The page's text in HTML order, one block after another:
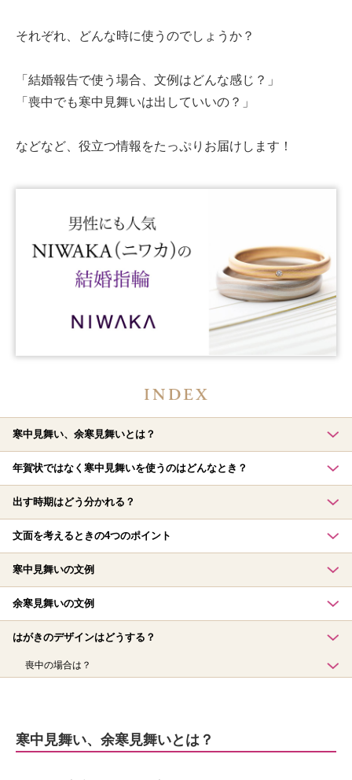
それぞれ、どんな時に使うのでしょうか？
「 結婚報告で使う場合、文例はどんな感じ？ 」
「 喪中でも寒中見舞いは出していいの？ 」
などなど、役立つ情報をたっぷりお届けします！
寒中見舞い、余寒見舞いとは？
年賀状ではなく寒中見舞いを使うのはどんなとき？
出す時期はどう分かれる？
文面を考えるときの4つのポイント
寒中見舞いの文例
余寒見舞いの文例
はがきのデザインはどうする？
喪中の場合は？
寒中見舞い、余寒見舞いとは？